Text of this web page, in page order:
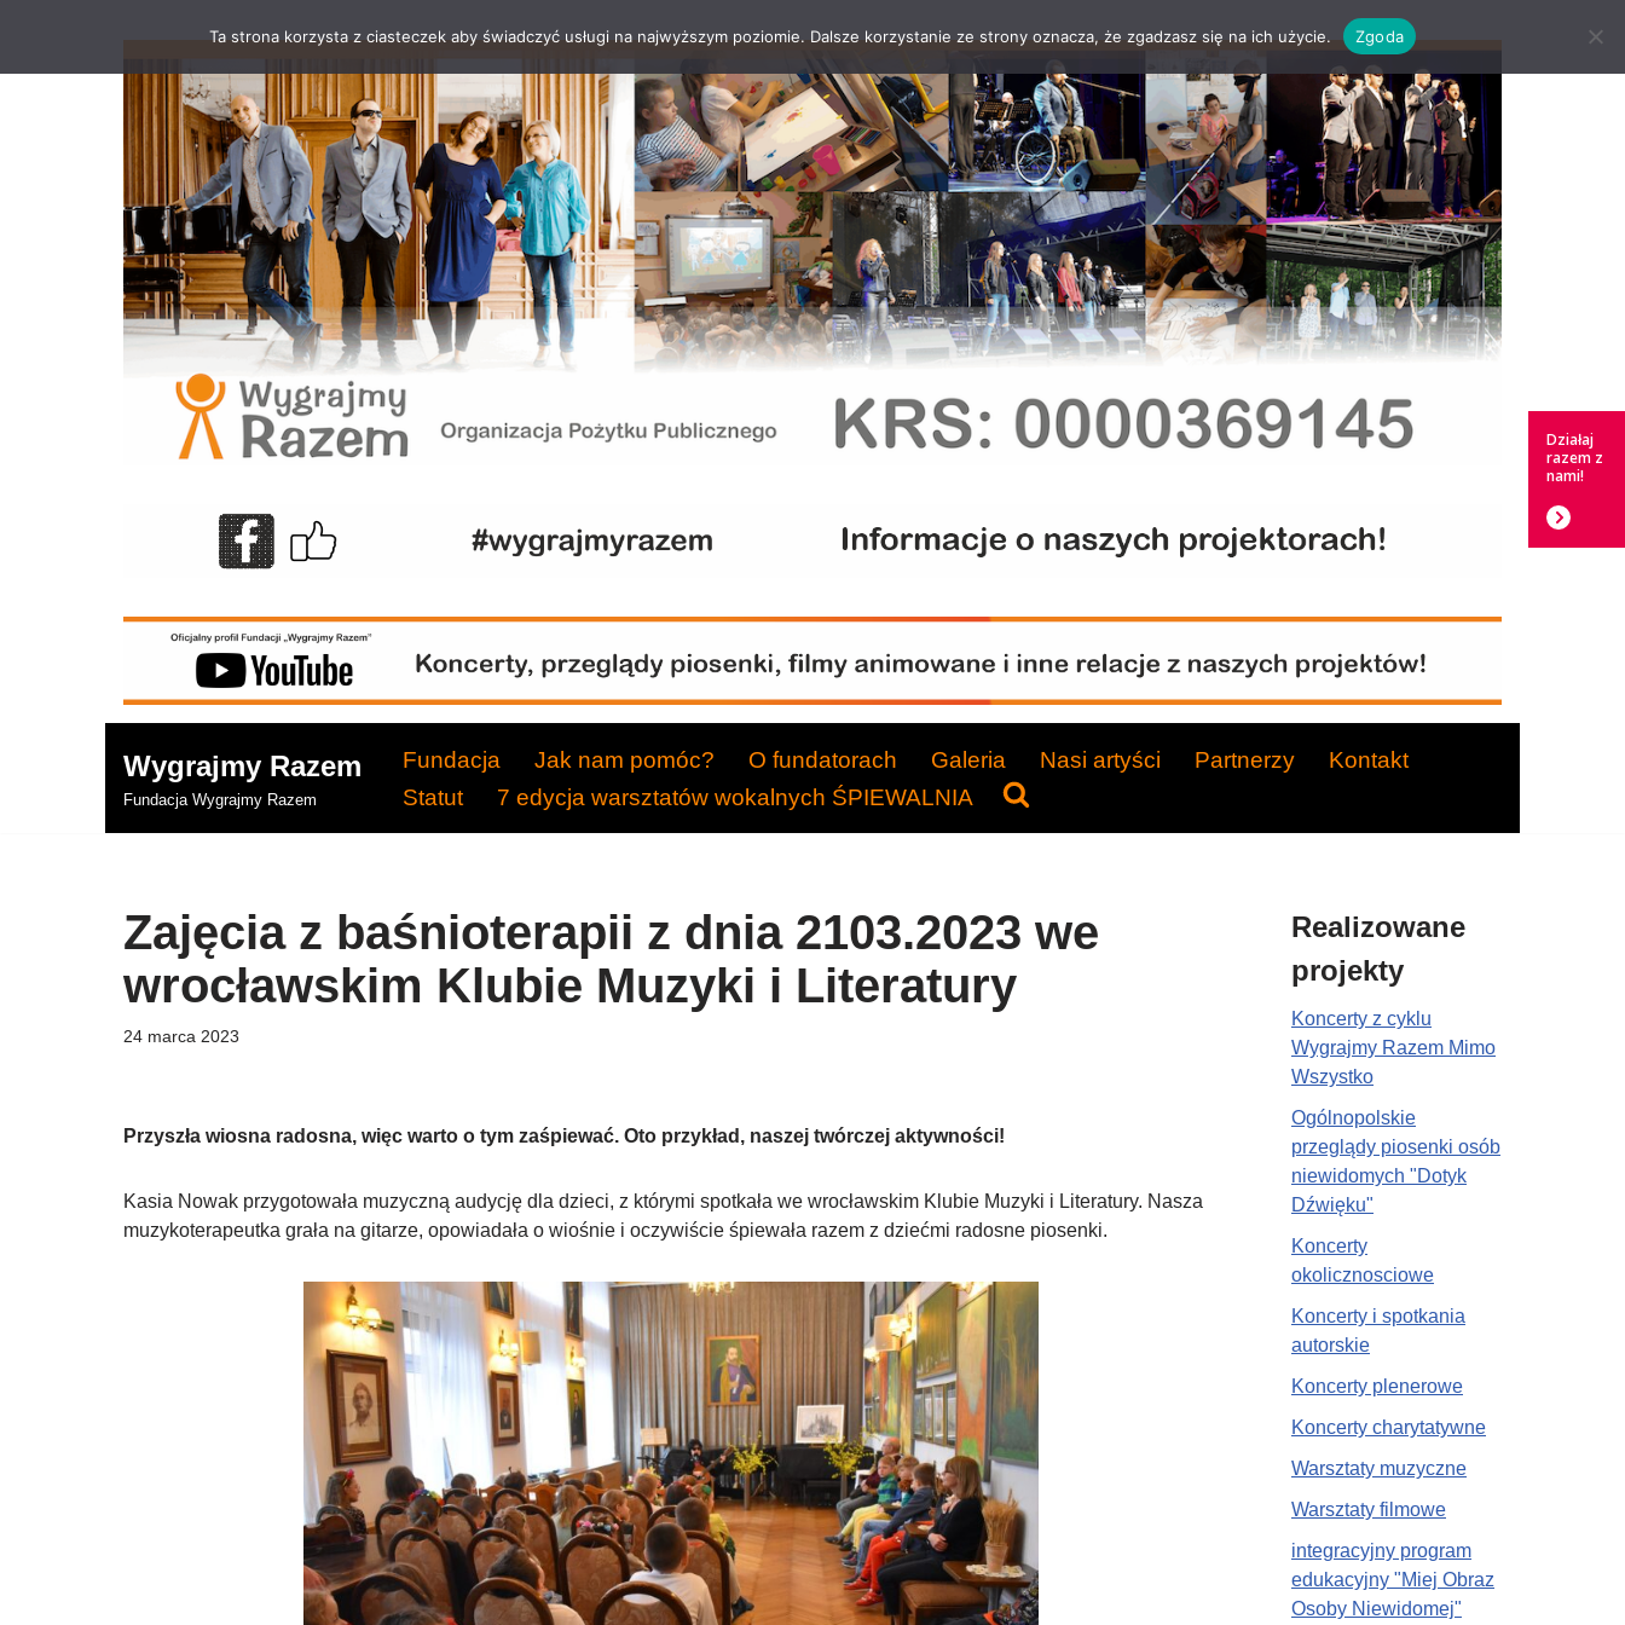
Wygrajmy Razem
Fundacja Wygrajmy Razem
Fundacja Jak nam pomóc? O fundatorach Galeria Nasi artyści Partnerzy
Kontakt
Statut
7 edycja warsztatów wokalnych ŚPIEWALNIA
Zajęcia z baśnioterapii z dnia 2103.2023 we
wrocławskim Klubie Muzyki i Literatury
24 marca 2023
Przyszła wiosna radosna, więc warto o tym zaśpiewać. Oto przykład, naszej twórczej aktywności!
Kasia Nowak przygotowała muzyczną audycję dla dzieci, z którymi spotkała we wrocławskim Klubie Muzyki i Literatury. Nasza
muzykoterapeutka grała na gitarze, opowiadała o wiośnie i oczywiście śpiewała razem z dziećmi radosne piosenki.
Realizowane
projekty
Koncerty z cyklu
Wygrajmy Razem Mimo
Wszystko
Ogólnopolskie
przeglądy piosenki osób
niewidomych "Dotyk
Dźwięku"
Koncerty
okolicznosciowe
Koncerty i spotkania
autorskie
Koncerty plenerowe
Koncerty charytatywne
Warsztaty muzyczne
Warsztaty filmowe
integracyjny program
edukacyjny "Miej Obraz
Osoby Niewidomej"
Ta strona korzysta z ciasteczek aby świadczyć usługi na najwyższym poziomie. Dalsze korzystanie ze strony oznacza, że zgadzasz się na ich użycie. Zgoda
Działaj
razem z
nami!